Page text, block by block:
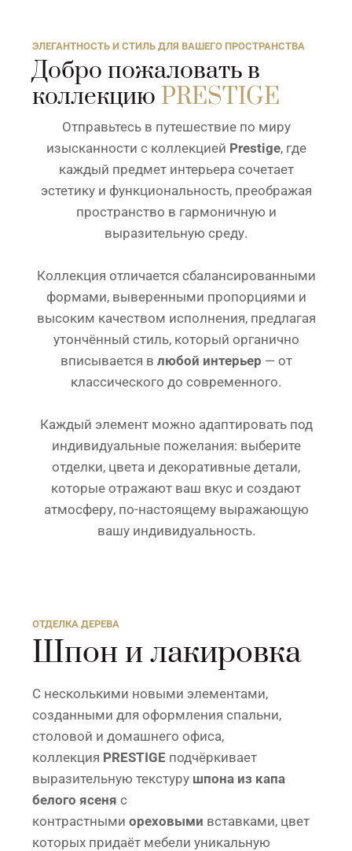
ЭЛЕГАНТНОСТЬ И СТИЛЬ ДЛЯ ВАШЕГО ПРОСТРАНСТВА
Добро пожаловать в
коллекцию PRESTIGE
Отправьтесь в путешествие по миру
изысканности с коллекцией Prestige, где
каждый предмет интерьера сочетает
эстетику и функциональность, преображая
пространство в гармоничную и
выразительную среду.
Коллекция отличается сбалансированными
формами, выверенными пропорциями и
высоким качеством исполнения, предлагая
утончённый стиль, который органично
вписывается в любой интерьер — от
классического до современного.
Каждый элемент можно адаптировать под
индивидуальные пожелания: выберите
отделки, цвета и декоративные детали,
которые отражают ваш вкус и создают
атмосферу, по-настоящему выражающую
вашу индивидуальность.
ОТДЕЛКА ДЕРЕВА
Шпон и лакировка
С несколькими новыми элементами,
созданными для оформления спальни,
столовой и домашнего офиса,
коллекция PRESTIGE подчёркивает
выразительную текстуру шпона из капа
белого ясеня с
контрастными ореховыми вставками, цвет
которых придаёт мебели уникальную